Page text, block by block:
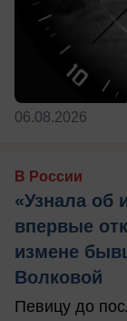
06.08.2026
В России
«Узнала об
впервые
измене
Волковой
Певицу до